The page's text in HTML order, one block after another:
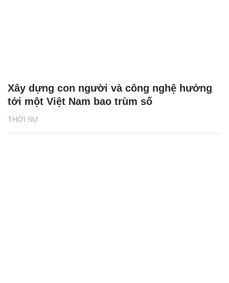
THỜI SỰ
Xây dựng con người và công nghệ hướng
tới một Việt Nam bao trùm số